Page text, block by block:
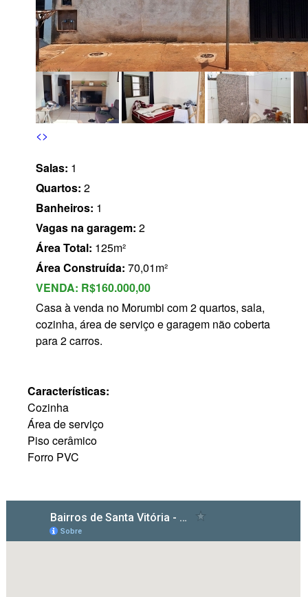
<>
Salas: 1
Quartos: 2
Banheiros: 1
Vagas na garagem: 2
Área Total: 125m²
Área Construída: 70,01m²
VENDA: R$160.000,00
Casa à venda no Morumbi com 2 quartos, sala,
cozinha, área de serviço e garagem não coberta
para 2 carros.
Características:
Cozinha
Área de serviço
Piso cerâmico
Forro PVC